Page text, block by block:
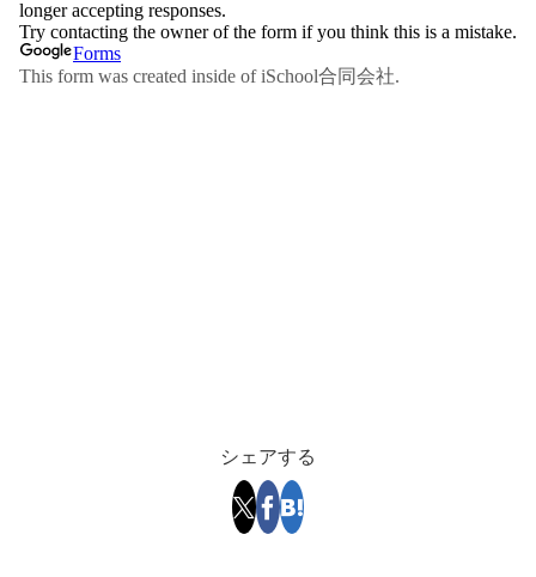
シェアする